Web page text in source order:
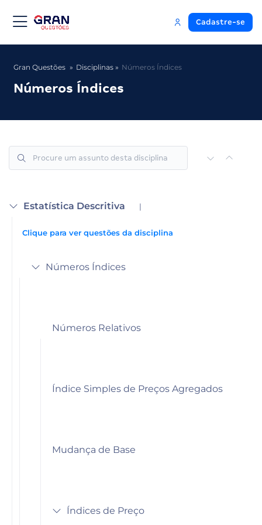
Cadastre-se
Gran Questões Disciplinas Números Índices
Números Índices
Estatística Descritiva |
Clique para ver questões da disciplina
Números Índices
Números Relativos
Índice Simples de Preços Agregados
Mudança de Base
Índices de Preço